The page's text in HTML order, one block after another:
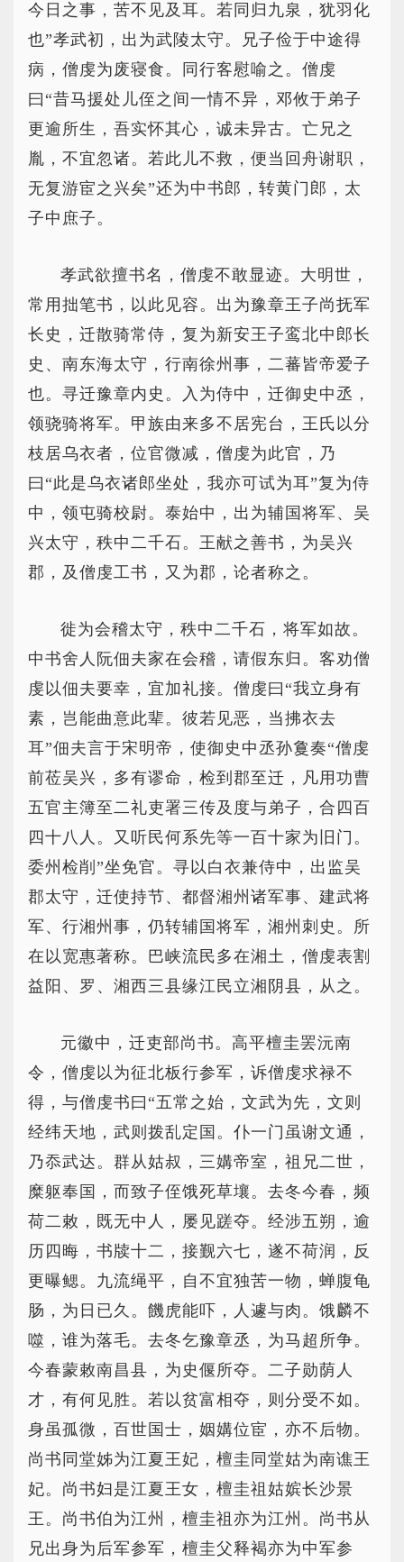
今日之事，苦不见及耳。若同归九泉，犹羽化
也”孝武初，出为武陵太守。兄子俭于中途得
病，僧虔为废寝食。同行客慰喻之。僧虔
曰“昔马援处儿侄之间一情不异，邓攸于弟子
更逾所生，吾实怀其心，诚未异古。亡兄之
胤，不宜忽诸。若此儿不救，便当回舟谢职，
无复游宦之兴矣”还为中书郎，转黄门郎，太
子中庶子。
孝武欲擅书名，僧虔不敢显迹。大明世，
常用拙笔书，以此见容。出为豫章王子尚抚军
长史，迁散骑常侍，复为新安王子鸾北中郎长
史、南东海太守，行南徐州事，二蕃皆帝爱子
也。寻迁豫章内史。入为侍中，迁御史中丞，
领骁骑将军。甲族由来多不居宪台，王氏以分
枝居乌衣者，位官微减，僧虔为此官，乃
曰“此是乌衣诸郎坐处，我亦可试为耳”复为侍
中，领屯骑校尉。泰始中，出为辅国将军、吴
兴太守，秩中二千石。王献之善书，为吴兴
郡，及僧虔工书，又为郡，论者称之。
徙为会稽太守，秩中二千石，将军如故。
中书舍人阮佃夫家在会稽，请假东归。客劝僧
虔以佃夫要幸，宜加礼接。僧虔曰“我立身有
素，岂能曲意此辈。彼若见恶，当拂衣去
耳”佃夫言于宋明帝，使御史中丞孙敻奏“僧虔
前莅吴兴，多有谬命，检到郡至迁，凡用功曹
五官主簿至二礼吏署三传及度与弟子，合四百
四十八人。又听民何系先等一百十家为旧门。
委州检削”坐免官。寻以白衣兼侍中，出监吴
郡太守，迁使持节、都督湘州诸军事、建武将
军、行湘州事，仍转辅国将军，湘州刺史。所
在以宽惠著称。巴峡流民多在湘土，僧虔表割
益阳、罗、湘西三县缘江民立湘阴县，从之。
元徽中，迁吏部尚书。高平檀圭罢沅南
令，僧虔以为征北板行参军，诉僧虔求禄不
得，与僧虔书曰“五常之始，文武为先，文则
经纬天地，武则拨乱定国。仆一门虽谢文通，
乃忝武达。群从姑叔，三媾帝室，祖兄二世，
糜躯奉国，而致子侄饿死草壤。去冬今春，频
荷二敕，既无中人，屡见蹉夺。经涉五朔，逾
历四晦，书牍十二，接觐六七，遂不荷润，反
更曝鳃。九流绳平，自不宜独苦一物，蝉腹龟
肠，为日已久。饑虎能吓，人遽与肉。饿麟不
噬，谁为落毛。去冬乞豫章丞，为马超所争。
今春蒙敕南昌县，为史偃所夺。二子勋荫人
才，有何见胜。若以贫富相夺，则分受不如。
身虽孤微，百世国士，姻媾位宦，亦不后物。
尚书同堂姊为江夏王妃，檀圭同堂姑为南谯王
妃。尚书妇是江夏王女，檀圭祖姑嫔长沙景
王。尚书伯为江州，檀圭祖亦为江州。尚书从
兄出身为后军参军，檀圭父释褐亦为中军参